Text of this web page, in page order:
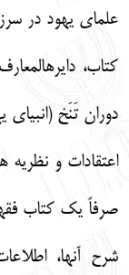
علماي يهود در
كتاب،
دوران تَنَخ (انبياي
اعتقادات و
صرفاً يك كتاب
شرح آنها،